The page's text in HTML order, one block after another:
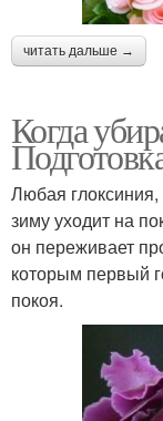
читать дальше →
Когда
Любая
зиму уходит на
он переживает
которым первый
покоя.